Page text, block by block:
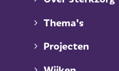
Thema's
Projecten